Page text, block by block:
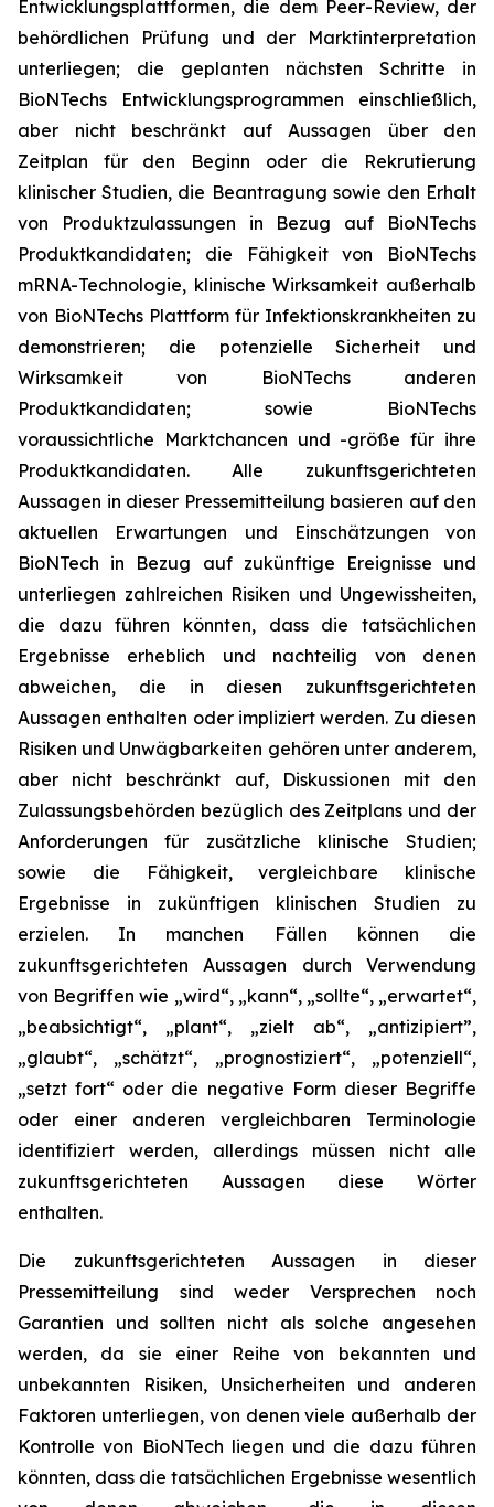
Entwicklungsplattformen, die dem Peer-Review, der
behördlichen Prüfung und der Marktinterpretation
unterliegen; die geplanten nächsten Schritte in
BioNTechs Entwicklungsprogrammen einschließlich,
aber nicht beschränkt auf Aussagen über den
Zeitplan für den Beginn oder die Rekrutierung
klinischer Studien, die Beantragung sowie den Erhalt
von Produktzulassungen in Bezug auf BioNTechs
Produktkandidaten; die Fähigkeit von BioNTechs
mRNA-Technologie, klinische Wirksamkeit außerhalb
von BioNTechs Plattform für Infektionskrankheiten zu
demonstrieren; die potenzielle Sicherheit und
Wirksamkeit von BioNTechs anderen
Produktkandidaten; sowie BioNTechs
voraussichtliche Marktchancen und -größe für ihre
Produktkandidaten. Alle zukunftsgerichteten
Aussagen in dieser Pressemitteilung basieren auf den
aktuellen Erwartungen und Einschätzungen von
BioNTech in Bezug auf zukünftige Ereignisse und
unterliegen zahlreichen Risiken und Ungewissheiten,
die dazu führen könnten, dass die tatsächlichen
Ergebnisse erheblich und nachteilig von denen
abweichen, die in diesen zukunftsgerichteten
Aussagen enthalten oder impliziert werden. Zu diesen
Risiken und Unwägbarkeiten gehören unter anderem,
aber nicht beschränkt auf, Diskussionen mit den
Zulassungsbehörden bezüglich des Zeitplans und der
Anforderungen für zusätzliche klinische Studien;
sowie die Fähigkeit, vergleichbare klinische
Ergebnisse in zukünftigen klinischen Studien zu
erzielen. In manchen Fällen können die
zukunftsgerichteten Aussagen durch Verwendung
von Begriffen wie „wird“, „kann“, „sollte“, „erwartet“,
„beabsichtigt“, „plant“, „zielt ab“, „antizipiert”,
„glaubt“, „schätzt“, „prognostiziert“, „potenziell“,
„setzt fort“ oder die negative Form dieser Begriffe
oder einer anderen vergleichbaren Terminologie
identifiziert werden, allerdings müssen nicht alle
zukunftsgerichteten Aussagen diese Wörter
enthalten.
Die zukunftsgerichteten Aussagen in dieser
Pressemitteilung sind weder Versprechen noch
Garantien und sollten nicht als solche angesehen
werden, da sie einer Reihe von bekannten und
unbekannten Risiken, Unsicherheiten und anderen
Faktoren unterliegen, von denen viele außerhalb der
Kontrolle von BioNTech liegen und die dazu führen
könnten, dass die tatsächlichen Ergebnisse wesentlich